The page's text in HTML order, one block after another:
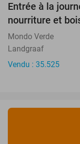
Entrée à la
nourriture et
Mondo Verde
Landgraaf
Vendu : 35.525